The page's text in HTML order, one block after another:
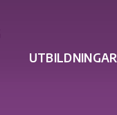
UTBILDNINGAR